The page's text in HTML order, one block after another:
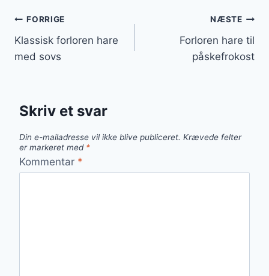
Indlægsnavigation
FORRIGE
Klassisk forloren hare
med sovs
NÆSTE
Forloren hare til
påskefrokost
Skriv et svar
Din e-mailadresse vil ikke blive publiceret. Krævede felter
er markeret med *
Kommentar *